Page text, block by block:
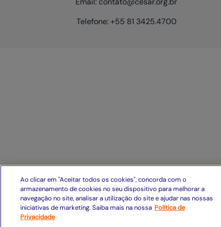
Telefone: +55 81 3425.4700
Ao clicar em "Aceitar todos os cookies", concorda com o
armazenamento de cookies no seu dispositivo para melhorar a
navegação no site, analisar a utilização do site e ajudar nas nossas
iniciativas de marketing. Saiba mais na nossa Política de
Privacidade